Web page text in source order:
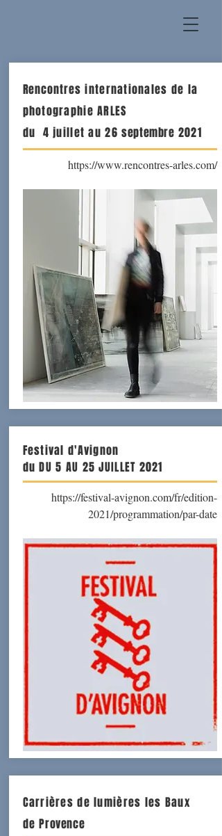
Rencontres internationales de la
photographie ARLES
du 4 juillet au 26septembre 2021
https://www.rencontres-arles.com/
Festival d'Avignon
du DU 5 AU 25 JUILLET 2021
https://festival-avignon.com/fr/edition-
2021/programmation/par-date
Carrières de lumières les Baux
deProvence